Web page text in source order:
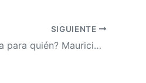
SIGUIENTE
¿Indirecta para quién? Mauricio Rivera lanza contundente mensaje tras su salida de Libre